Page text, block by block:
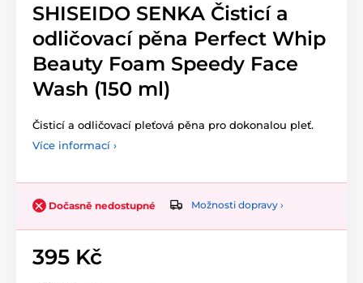
SHISEIDO SENKA Čisticí a
odličovací pěna Perfect Whip
Beauty Foam Speedy Face
Wash (150 ml)
Čisticí a odličovací pleťová pěna pro dokonalou pleť.
Více informací ›
Dočasně nedostupné Možnosti dopravy ›
395 Kč